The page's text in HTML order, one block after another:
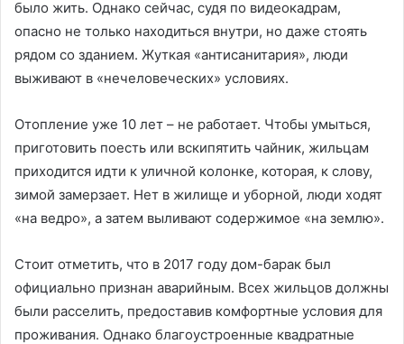
было жить. Однако сейчас, судя по видеокадрам,
опасно не только находиться внутри, но даже стоять
рядом со зданием. Жуткая «антисанитария», люди
выживают в «нечеловеческих» условиях.
Отопление уже 10 лет – не работает. Чтобы умыться,
приготовить поесть или вскипятить чайник, жильцам
приходится идти к уличной колонке, которая, к слову,
зимой замерзает. Нет в жилище и уборной, люди ходят
«на ведро», а затем выливают содержимое «на землю».
Стоит отметить, что в 2017 году дом-барак был
официально признан аварийным. Всех жильцов должны
были расселить, предоставив комфортные условия для
проживания. Однако благоустроенные квадратные